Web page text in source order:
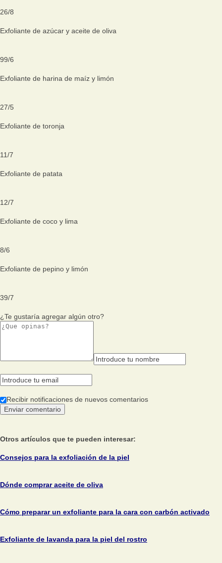
26/8
Exfoliante de azúcar y aceite de oliva
99/6
Exfoliante de harina de maíz y limón
27/5
Exfoliante de toronja
11/7
Exfoliante de patata
12/7
Exfoliante de coco y lima
8/6
Exfoliante de pepino y limón
39/7
¿Te gustaría agregar algún otro?
Recibir notificaciones de nuevos comentarios
Otros artículos que te pueden interesar:
Consejos para la exfoliación de la piel
Dónde comprar aceite de oliva
Cómo preparar un exfoliante para la cara con carbón activado
Exfoliante de lavanda para la piel del rostro